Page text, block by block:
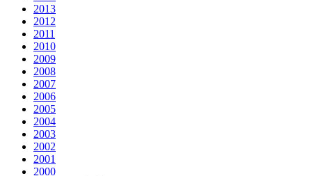
2013
2012
2011
2010
2009
2008
2007
2006
2005
2004
2003
2002
2001
2000